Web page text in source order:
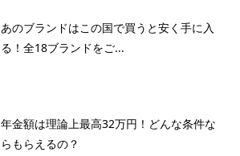
あのブランドはこの国で買うと安く手に入
る！全18ブランドをご...
年金額は理論上最高32万円！どんな条件な
らもらえるの？